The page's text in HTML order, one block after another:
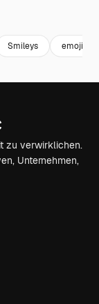
Smileys emoji
zu verwirklichen.
Unternehmen,